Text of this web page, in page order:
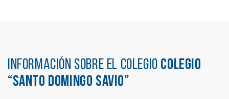
Información sobre el colegio COLEGIO
“SANTO DOMINGO SAVIO”